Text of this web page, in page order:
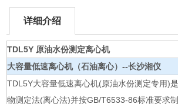
详细介绍
TDL5Y 原油水份测定离心机
大容量低速离心机（石油离心）--长沙湘仪
TDL5Y大容量低速离心机(原油水份测定专用)
物测定法(离心法)并按GB/T6533-86标准要求